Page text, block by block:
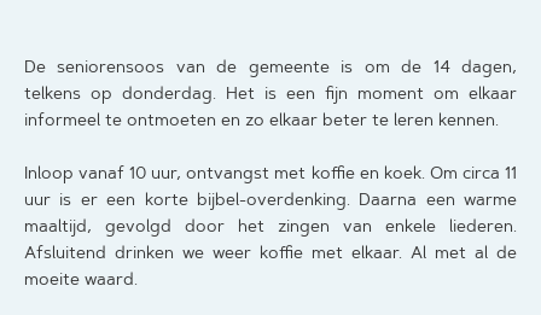
De seniorensoos van de gemeente is om de 14 dagen,
telkens op donderdag. Het is een fijn moment om elkaar
informeel te ontmoeten en zo elkaar beter te leren kennen.
Inloop vanaf 10 uur, ontvangst met koffie en koek. Om circa 11
uur is er een korte bijbel-overdenking. Daarna een warme
maaltijd, gevolgd door het zingen van enkele liederen.
Afsluitend drinken we weer koffie met elkaar. Al met al de
moeite waard.